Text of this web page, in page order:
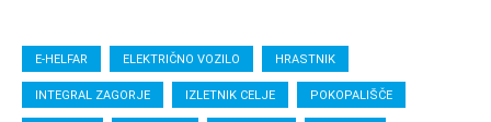
E-HELFAR ELEKTRIČNO VOZILO HRASTNIK
INTEGRAL ZAGORJE IZLETNIK CELJE POKOPALIŠČE